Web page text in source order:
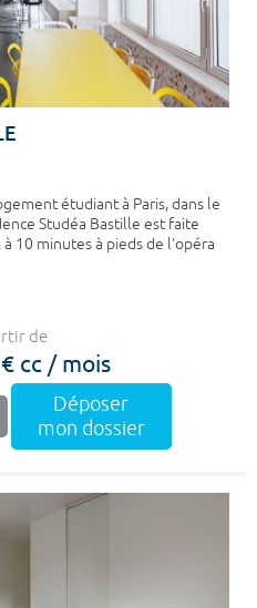
étudiant à Paris, dans le
Studéa Bastille est faite
10 minutes à pieds de l'opéra
de
cc / mois
Déposer
mon dossier